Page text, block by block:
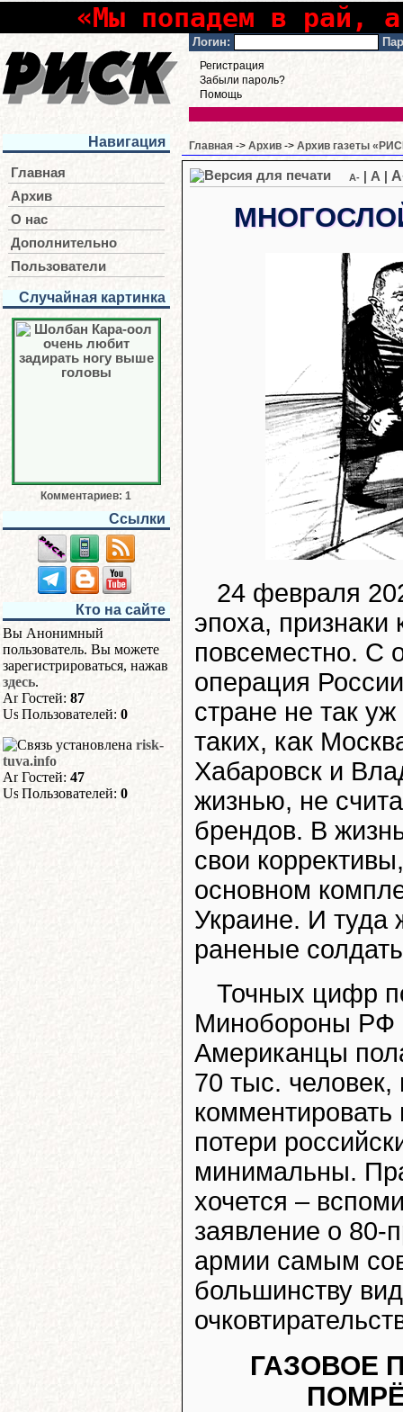
«Мы попадем в рай,
Логин:
Регистрация
Забыли пароль?
Помощь
Навигация
Главная
Архив
О нас
Дополнительно
Пользователи
Случайная картинка
Комментариев: 1
Ссылки
Кто на сайте
Вы Анонимный
пользователь. Вы можете
зарегистрироваться, нажав
здесь.
Гостей: 87
Пользователей: 0
risk-
tuva.info
Гостей: 47
Пользователей: 0
Главная -> Архив -> Архив газеты
A- A
24 февраля
эпоха, признаки
повсеместно. С
операция
стране не так
таких, как
Хабаровск и
жизнью, не
брендов. В
свои
основном
Украине. И туда
раненые
Точных цифр
Минобороны РФ
Американцы
70 тыс.
потери
минимальны.
хочется –
заявление о 80-
армии самым
большинству
ГАЗОВОЕ